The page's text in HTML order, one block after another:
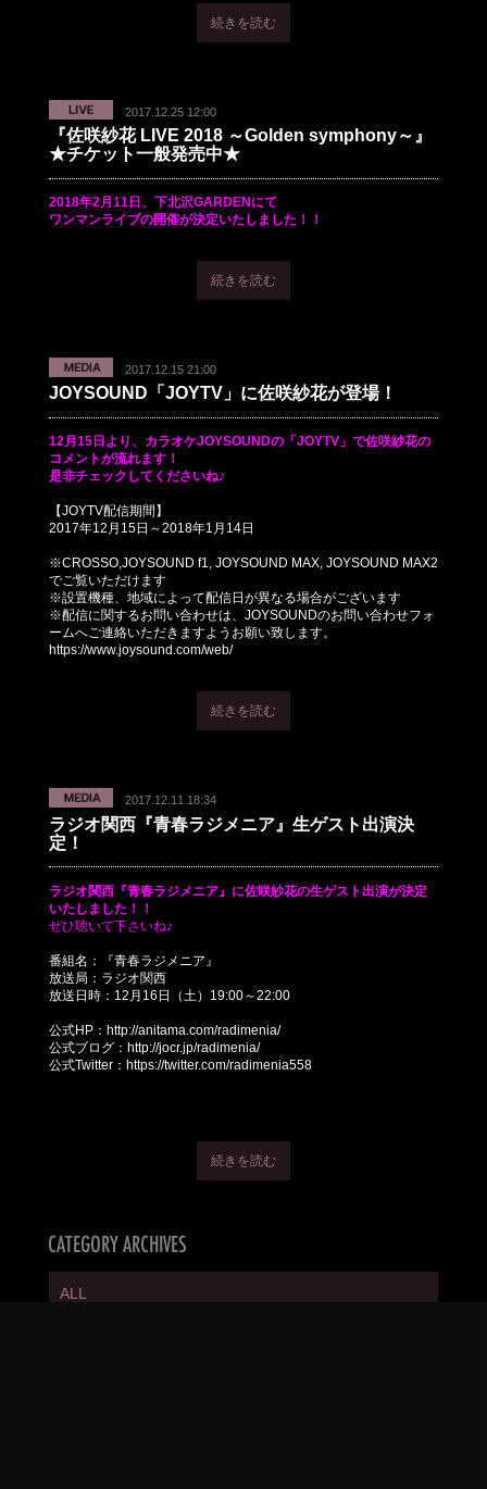
続きを読む
2017.12.25 12:00
『佐咲紗花 LIVE 2018 ～Golden symphony～』
★チケット一般発売中★
2018年2月11日、下北沢GARDENにて
ワンマンライブの開催が決定いたしました！！
続きを読む
2017.12.15 21:00
JOYSOUND「JOYTV」に佐咲紗花が登場！
12月15日より、カラオケJOYSOUNDの「JOYTV」で佐咲紗花の
コメントが流れます！
是非チェックしてくださいね♪
【JOYTV配信期間】
2017年12月15日～2018年1月14日
※CROSSO,JOYSOUND f1, JOYSOUND MAX, JOYSOUND MAX2
でご覧いただけます
※設置機種、地域によって配信日が異なる場合がございます
※配信に関するお問い合わせは、JOYSOUNDのお問い合わせフォ
ームへご連絡いただきますようお願い致します。
https://www.joysound.com/web/
続きを読む
2017.12.11 18:34
ラジオ関西『青春ラジメニア』生ゲスト出演決
定！
ラジオ関西『青春ラジメニア』に佐咲紗花の生ゲスト出演が決定
いたしました！！
ぜひ聴いて下さいね♪
番組名：『青春ラジメニア』
放送局：ラジオ関西
放送日時：12月16日（土）19:00～22:00
公式HP： http://anitama.com/radimenia/
公式ブログ： http://jocr.jp/radimenia/
公式Twitter： https://twitter.com/radimenia558
続きを読む
ALL